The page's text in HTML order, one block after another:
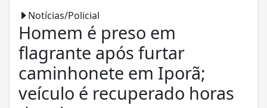
Notícias/Policial
Homem é preso em
flagrante após furtar
caminhonete em Iporã;
veículo é recuperado horas